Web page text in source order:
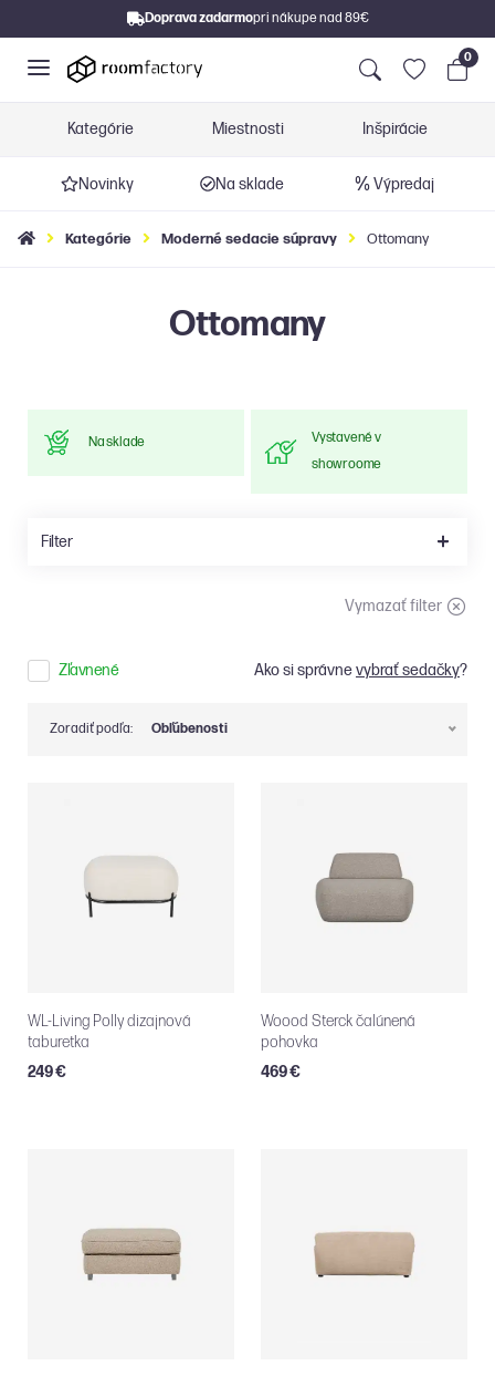
Doprava zadarmopri nákupe nad 89€
0
Kategórie Miestnosti Inšpirácie
Novinky Na sklade Výpredaj
Kategórie Moderné sedacie súpravy Ottomany
Ottomany
Na sklade
Vystavené v
showroome
Filter
Vymazať filter
Zľavnené Ako si správnevybrať sedačky?
Zoradiť podľa: Obľúbenosti
WL-Living Polly dizajnová
taburetka
249 €
Woood Sterck čalúnená
pohovka
469 €